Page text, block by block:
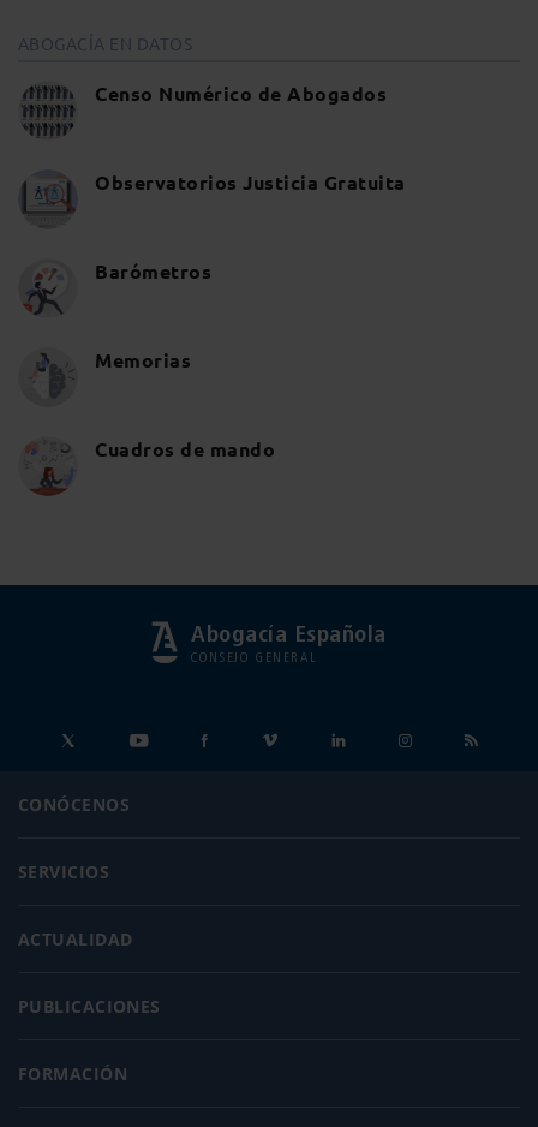
ABOGACÍA EN DATOS
Censo Numérico de Abogados
Observatorios Justicia Gratuita
Barómetros
Memorias
Cuadros de mando
Abogacía Española
CONSEJO GENERAL
CONÓCENOS
SERVICIOS
ACTUALIDAD
PUBLICACIONES
FORMACIÓN